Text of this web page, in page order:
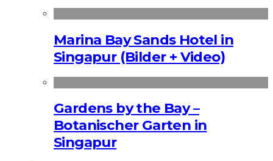
Marina Bay Sands Hotel in
Singapur (Bilder + Video)
Gardens by the Bay –
Botanischer Garten in
Singapur